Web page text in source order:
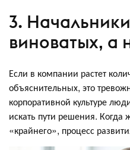
3.
виноватых, а
Если в компании растет
объяснительных, это
корпоративной культуре
искать пути решения. Когда
«крайнего», процесс